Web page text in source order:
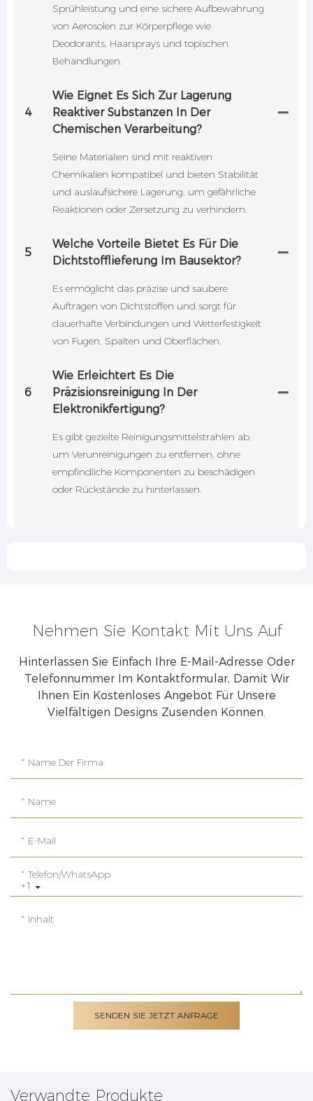
Sprühleistung und eine sichere Aufbewahrung
von Aerosolen zur Körperpflege wie
Deodorants, Haarsprays und topischen
Behandlungen.
4
Wie Eignet Es Sich Zur Lagerung
Reaktiver Substanzen In Der
Chemischen Verarbeitung?
Seine Materialien sind mit reaktiven
Chemikalien kompatibel und bieten Stabilität
und auslaufsichere Lagerung, um gefährliche
Reaktionen oder Zersetzung zu verhindern.
5
Welche Vorteile Bietet Es Für Die
Dichtstofflieferung Im Bausektor?
Es ermöglicht das präzise und saubere
Auftragen von Dichtstoffen und sorgt für
dauerhafte Verbindungen und Wetterfestigkeit
von Fugen, Spalten und Oberflächen.
6
Wie Erleichtert Es Die
Präzisionsreinigung In Der
Elektronikfertigung?
Es gibt gezielte Reinigungsmittelstrahlen ab,
um Verunreinigungen zu entfernen, ohne
empfindliche Komponenten zu beschädigen
oder Rückstände zu hinterlassen.
Nehmen Sie Kontakt Mit Uns Auf
Hinterlassen Sie Einfach Ihre E-Mail-Adresse Oder
Telefonnummer Im Kontaktformular, Damit Wir
Ihnen Ein Kostenloses Angebot Für Unsere
Vielfältigen Designs Zusenden Können.
Name Der Firma
Name
E-Mail
+1
Telefon/WhatsApp
Inhalt
SENDEN SIE JETZT ANFRAGE
Verwandte Produkte